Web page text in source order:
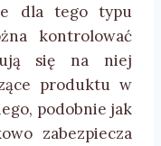
dla tego typu
kontrolować
się na niej
produktu w
podobnie jak
zabezpiecza